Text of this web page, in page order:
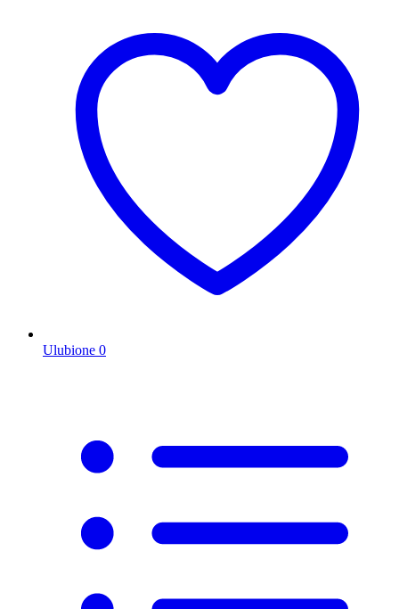
Ulubione 0